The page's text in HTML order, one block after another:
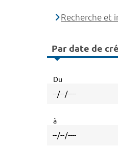
Recherche et
Par date de
Du
à